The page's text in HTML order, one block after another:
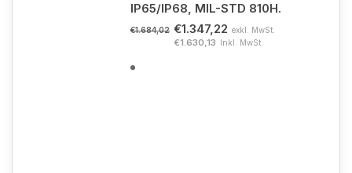
IP65/IP68, MIL-STD 810H.
€1.684,02 €1.347,22 exkl. MwSt.
€1.630,13 Inkl. MwSt.